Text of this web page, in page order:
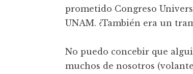
prometido Congreso
UNAM. ¿También era un
No puedo concebir que
muchos de nosotros